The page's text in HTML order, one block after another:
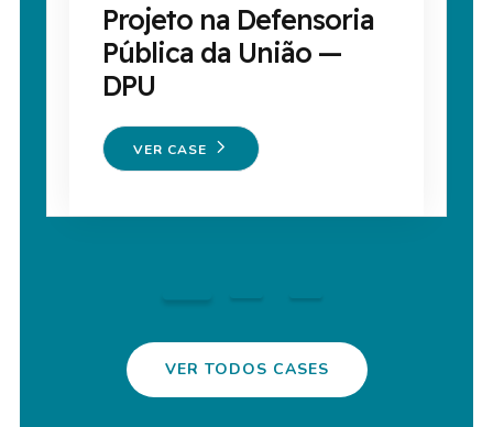
Projeto na Defensoria
Pública da União —
DPU
VER CASE
VER TODOS CASES